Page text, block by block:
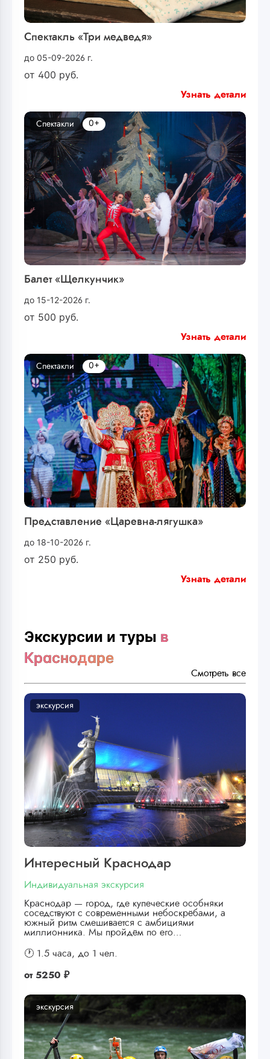
Спектакль «Три медведя»
до 05-09-2026 г.
от 400 руб.
Узнать детали
Балет «Щелкунчик»
до 15-12-2026 г.
от 500 руб.
Спектакли 0+
Узнать детали
Представление «Царевна-лягушка»
до 18-10-2026 г.
от 250 руб.
Спектакли 0+
Узнать детали
Экскурсии и туры в
Краснодаре
Смотреть все
экскурсия
Интересный Краснодар
Индивидуальная экскурсия
Краснодар — город, где купеческие особняки
соседствуют с современными небоскрёбами, а
южный ритм смешивается с амбициями
миллионника. Мы пройдём по его…
🕐 1.5 часа, до 1 чел.
от 5250 ₽
экскурсия